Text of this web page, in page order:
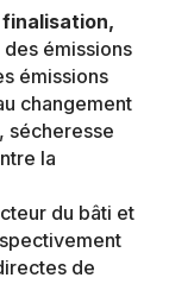
finalisation,
émissions
émissions
changement
sécheresse
la
du bâti et
de